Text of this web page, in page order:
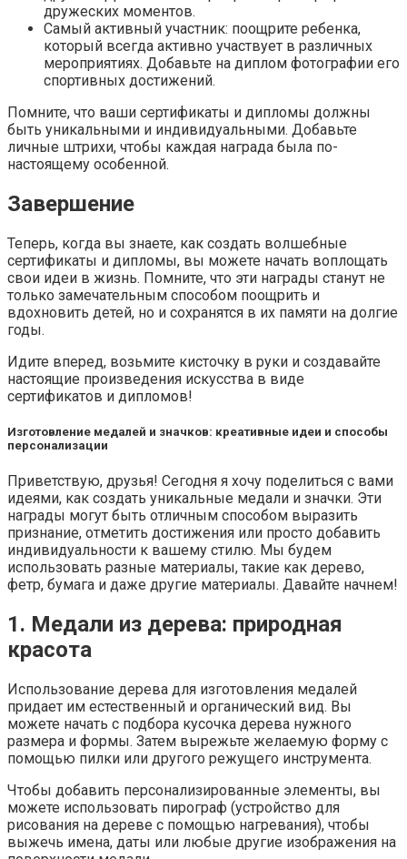
дружеских моментов.
Самый активный участник: поощрите ребенка,
который всегда активно участвует в различных
мероприятиях. Добавьте на диплом фотографии его
спортивных достижений.
Помните, что ваши сертификаты и дипломы должны
быть уникальными и индивидуальными. Добавьте
личные штрихи, чтобы каждая награда была по-
настоящему особенной.
Завершение
Теперь, когда вы знаете, как создать волшебные
сертификаты и дипломы, вы можете начать воплощать
свои идеи в жизнь. Помните, что эти награды станут не
только замечательным способом поощрить и
вдохновить детей, но и сохранятся в их памяти на долгие
годы.
Идите вперед, возьмите кисточку в руки и создавайте
настоящие произведения искусства в виде
сертификатов и дипломов!
Изготовление медалей и значков: креативные идеи и способы
персонализации
Приветствую, друзья! Сегодня я хочу поделиться с вами
идеями, как создать уникальные медали и значки. Эти
награды могут быть отличным способом выразить
признание, отметить достижения или просто добавить
индивидуальности к вашему стилю. Мы будем
использовать разные материалы, такие как дерево,
фетр, бумага и даже другие материалы. Давайте начнем!
1. Медали из дерева: природная
красота
Использование дерева для изготовления медалей
придает им естественный и органический вид. Вы
можете начать с подбора кусочка дерева нужного
размера и формы. Затем вырежьте желаемую форму с
помощью пилки или другого режущего инструмента.
Чтобы добавить персонализированные элементы, вы
можете использовать пирограф (устройство для
рисования на дереве с помощью нагревания), чтобы
выжечь имена, даты или любые другие изображения на